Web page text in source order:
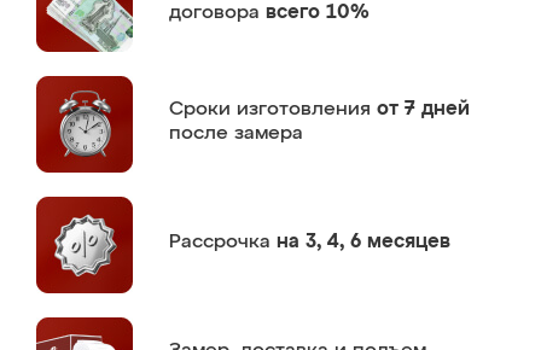
договора всего 10%
Сроки изготовления от 7 дней
после замера
Рассрочка на 3, 4, 6 месяцев